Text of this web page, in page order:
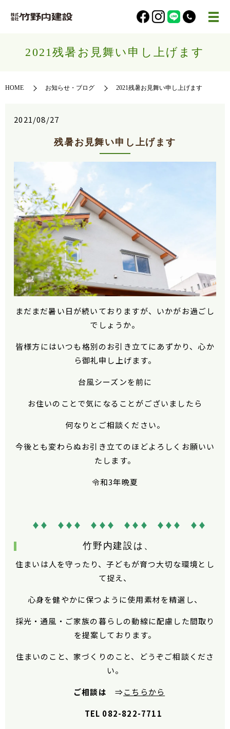
2021残暑お見舞い申し上げます
HOME お知らせ・ブログ 2021残暑お見舞い申し上げます
2021/08/27
残暑お見舞い申し上げます
まだまだ暑い日が続いておりますが、いかがお過ごし
でしょうか。
皆様方にはいつも格別のお引き立てにあずかり、心か
ら御礼申し上げます。
台風シーズンを前に
お住いのことで気になることがございましたら
何なりとご相談ください。
今後とも変わらぬお引き立てのほどよろしくお願いい
たします。
令和3年晩夏
♦♦ ♦♦♦ ♦♦♦ ♦♦♦ ♦♦♦ ♦♦
竹野内建設は、
住まいは人を守ったり、子どもが育つ大切な環境とし
て捉え、
心身を健やかに保つように使用素材を精選し、
採光・通風・ご家族の暮らしの動線に配慮した間取り
を提案しております。
住まいのこと、家づくりのこと、どうぞご相談くださ
い。
ご相談は ⇒こちらから
TEL 082-822-7711